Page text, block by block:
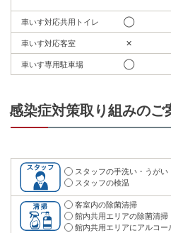
車いす対応共用トイレ ◯
車いす対応客室 ✕
車いす専用駐車場 ◯
感染症対策取り組みのご
スタッフの手洗い・うがい
スタッフの検温
客室内の除菌清掃
館内共用エリアの除菌清掃
館内共用エリアにアルコー